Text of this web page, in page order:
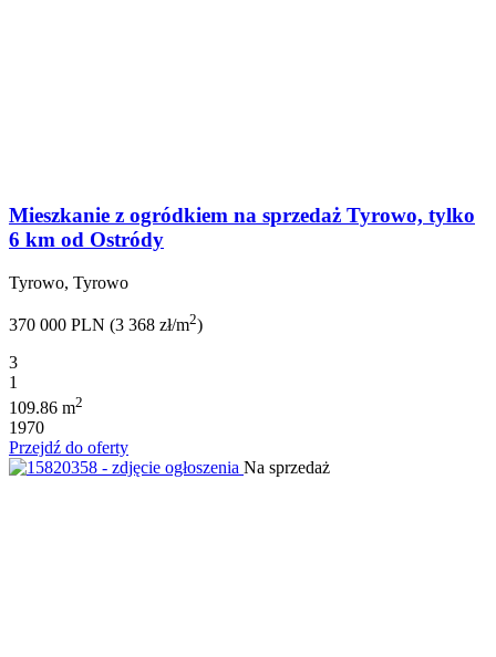
Mieszkanie z ogródkiem na sprzedaż Tyrowo, tylko
6 km od Ostródy
Tyrowo, Tyrowo
370 000 PLN (3 368 zł/m2)
3
1
109.86 m2
1970
Przejdź do oferty
Na sprzedaż